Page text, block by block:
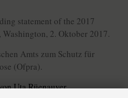
statement of the 2017
2. Oktober 2017.
Amts zum Schutz für
(Ofpra).
Uta Rüenauver